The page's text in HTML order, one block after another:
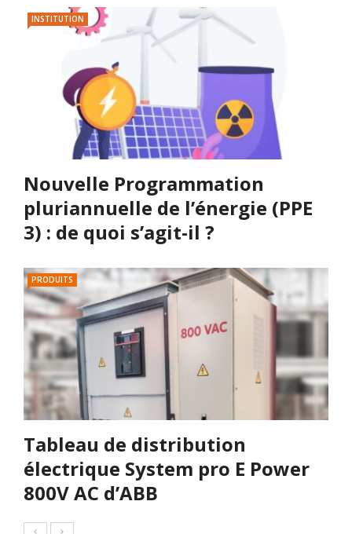
INSTITUTION
Nouvelle Programmation
pluriannuelle de l’énergie (PPE
3) : de quoi s’agit-il ?
PRODUITS
Tableau de distribution
électrique System pro E Power
800V AC d’ABB